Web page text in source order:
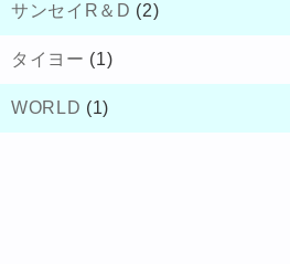
サンセイR＆D (2)
タイヨー (1)
WORLD (1)